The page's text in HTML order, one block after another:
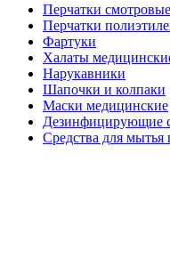
Перчатки смотровые
Перчатки
Фартуки
Халаты
Нарукавники
Шапочки и колпаки
Маски медицинские
Дезинфицирующие
Средства для мытья